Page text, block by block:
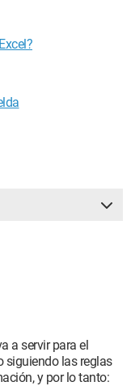
nombres?
a servir para el
siguiendo las reglas
y por lo tanto: